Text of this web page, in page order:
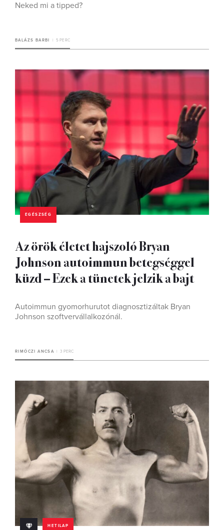
Neked mi a tipped?
BALÁZS BARBI 5 PERC
EGÉSZSÉG
Az örök életet hajszoló Bryan
Johnson autoimmun betegséggel
küzd – Ezek a tünetek jelzik a bajt
Autoimmun gyomorhurutot diagnosztizáltak Bryan
Johnson szoftvervállalkozónál.
RIMÓCZI ANCSA 3 PERC
HETILAP